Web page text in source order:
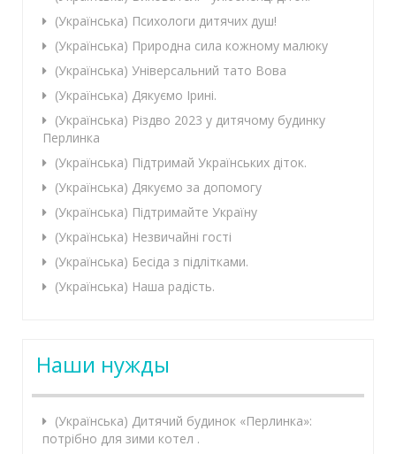
(Українська) Психологи дитячих душ!
(Українська) Природна сила кожному малюку
(Українська) Універсальний тато Вова
(Українська) Дякуємо Ірині.
(Українська) Різдво 2023 у дитячому будинку
Перлинка
(Українська) Підтримай Українських діток.
(Українська) Дякуємо за допомогу
(Українська) Підтримайте Україну
(Українська) Незвичайні гості
(Українська) Бесіда з підлітками.
(Українська) Наша радість.
Наши нужды
(Українська) Дитячий будинок «Перлинка»:
потрібно для зими котел .